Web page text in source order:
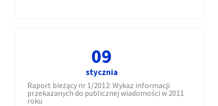
09
stycznia
Raport bieżący nr 1/2012: Wykaz informacji
przekazanych do publicznej wiadomości w 2011
roku